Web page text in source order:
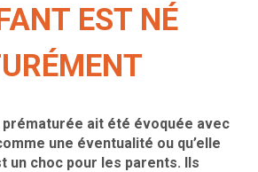
EST NÉ
prématurée ait été évoquée avec
une éventualité ou qu’elle
un choc pour les parents. Ils